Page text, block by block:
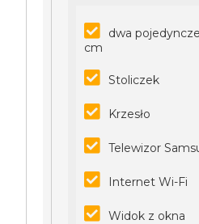
dwa
cm
Stoliczek
Krzesło
Telewizor
Internet Wi-Fi
Widok z okna